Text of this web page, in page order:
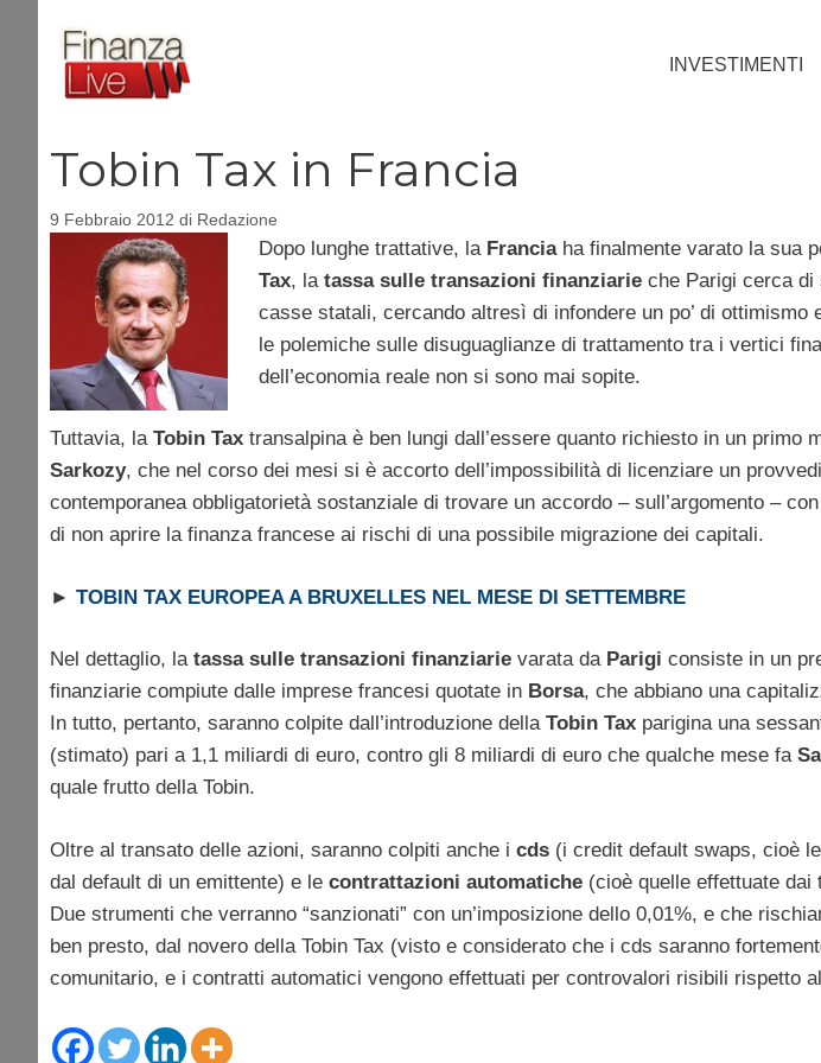
contenuto
INVESTIMENTI
Tobin Tax in Francia
9 Febbraio 2012 di Redazione
Dopo lunghe trattative, la Franciaha finalmente varato la sua
Tax, la tassa sulle transazioni finanziarieche Parigi cerca di
casse statali, cercando altresì di infondere un po’ di
le polemiche sulle disuguaglianze di trattamento tra i vertici
dell’economia reale non si sono mai sopite.
Tuttavia, la Tobin Tax transalpina è ben lungi dall’essere quanto richiesto in un primo
Sarkozy, che nel corso dei mesi si è accorto dell’impossibilità di licenziare un
contemporanea obbligatorietà sostanziale di trovare un accordo – sull’argomento –
di non aprire la finanza francese ai rischi di una possibile migrazione dei capitali.
► TOBIN TAX EUROPEA A BRUXELLES NEL MESE DI SETTEMBRE
Nel dettaglio, la tassa sulle transazioni finanziarie varata da Parigi consiste in un
finanziarie compiute dalle imprese francesi quotate in Borsa, che abbiano una
In tutto, pertanto, saranno colpite dall’introduzione della Tobin Tax parigina una
(stimato) pari a 1,1 miliardi di euro, contro gli 8 miliardi di euro che qualche mese fa
quale frutto della Tobin.
Oltre al transato delle azioni, saranno colpiti anche i cds (i credit default swaps, cioè
dal default di un emittente) e le contrattazioni automatiche (cioè quelle effettuate
Due strumenti che verranno “sanzionati” con un’imposizione dello 0,01%, e che
ben presto, dal novero della Tobin Tax (visto e considerato che i cds saranno
comunitario, e i contratti automatici vengono effettuati per controvalori risibili rispetto